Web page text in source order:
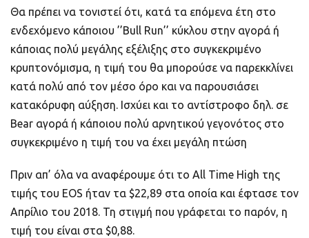
Θα πρέπει να τονιστεί ότι, κατά τα επόμενα έτη στο
ενδεχόμενο κάποιου ’’Bull Run’’ κύκλου στην αγορά ή
κάποιας πολύ μεγάλης εξέλιξης στo συγκεκριμένο
κρυπτονόμισμα, η τιμή του θα μπορούσε να παρεκκλίνει
κατά πολύ από τον μέσο όρο και να παρουσιάσει
κατακόρυφη αύξηση. Ισχύει και το αντίστροφο δηλ. σε
Bear αγορά ή κάποιου πολύ αρνητικού γεγονότος στο
συγκεκριμένο η τιμή του να έχει μεγάλη πτώση
Πριν απ’ όλα να αναφέρουμε ότι το All Time High της
τιμής του EOS ήταν τα $22,89 στα οποία και έφτασε τον
Απρίλιο του 2018. Τη στιγμή που γράφεται το παρόν, η
τιμή του είναι στα $0,88.